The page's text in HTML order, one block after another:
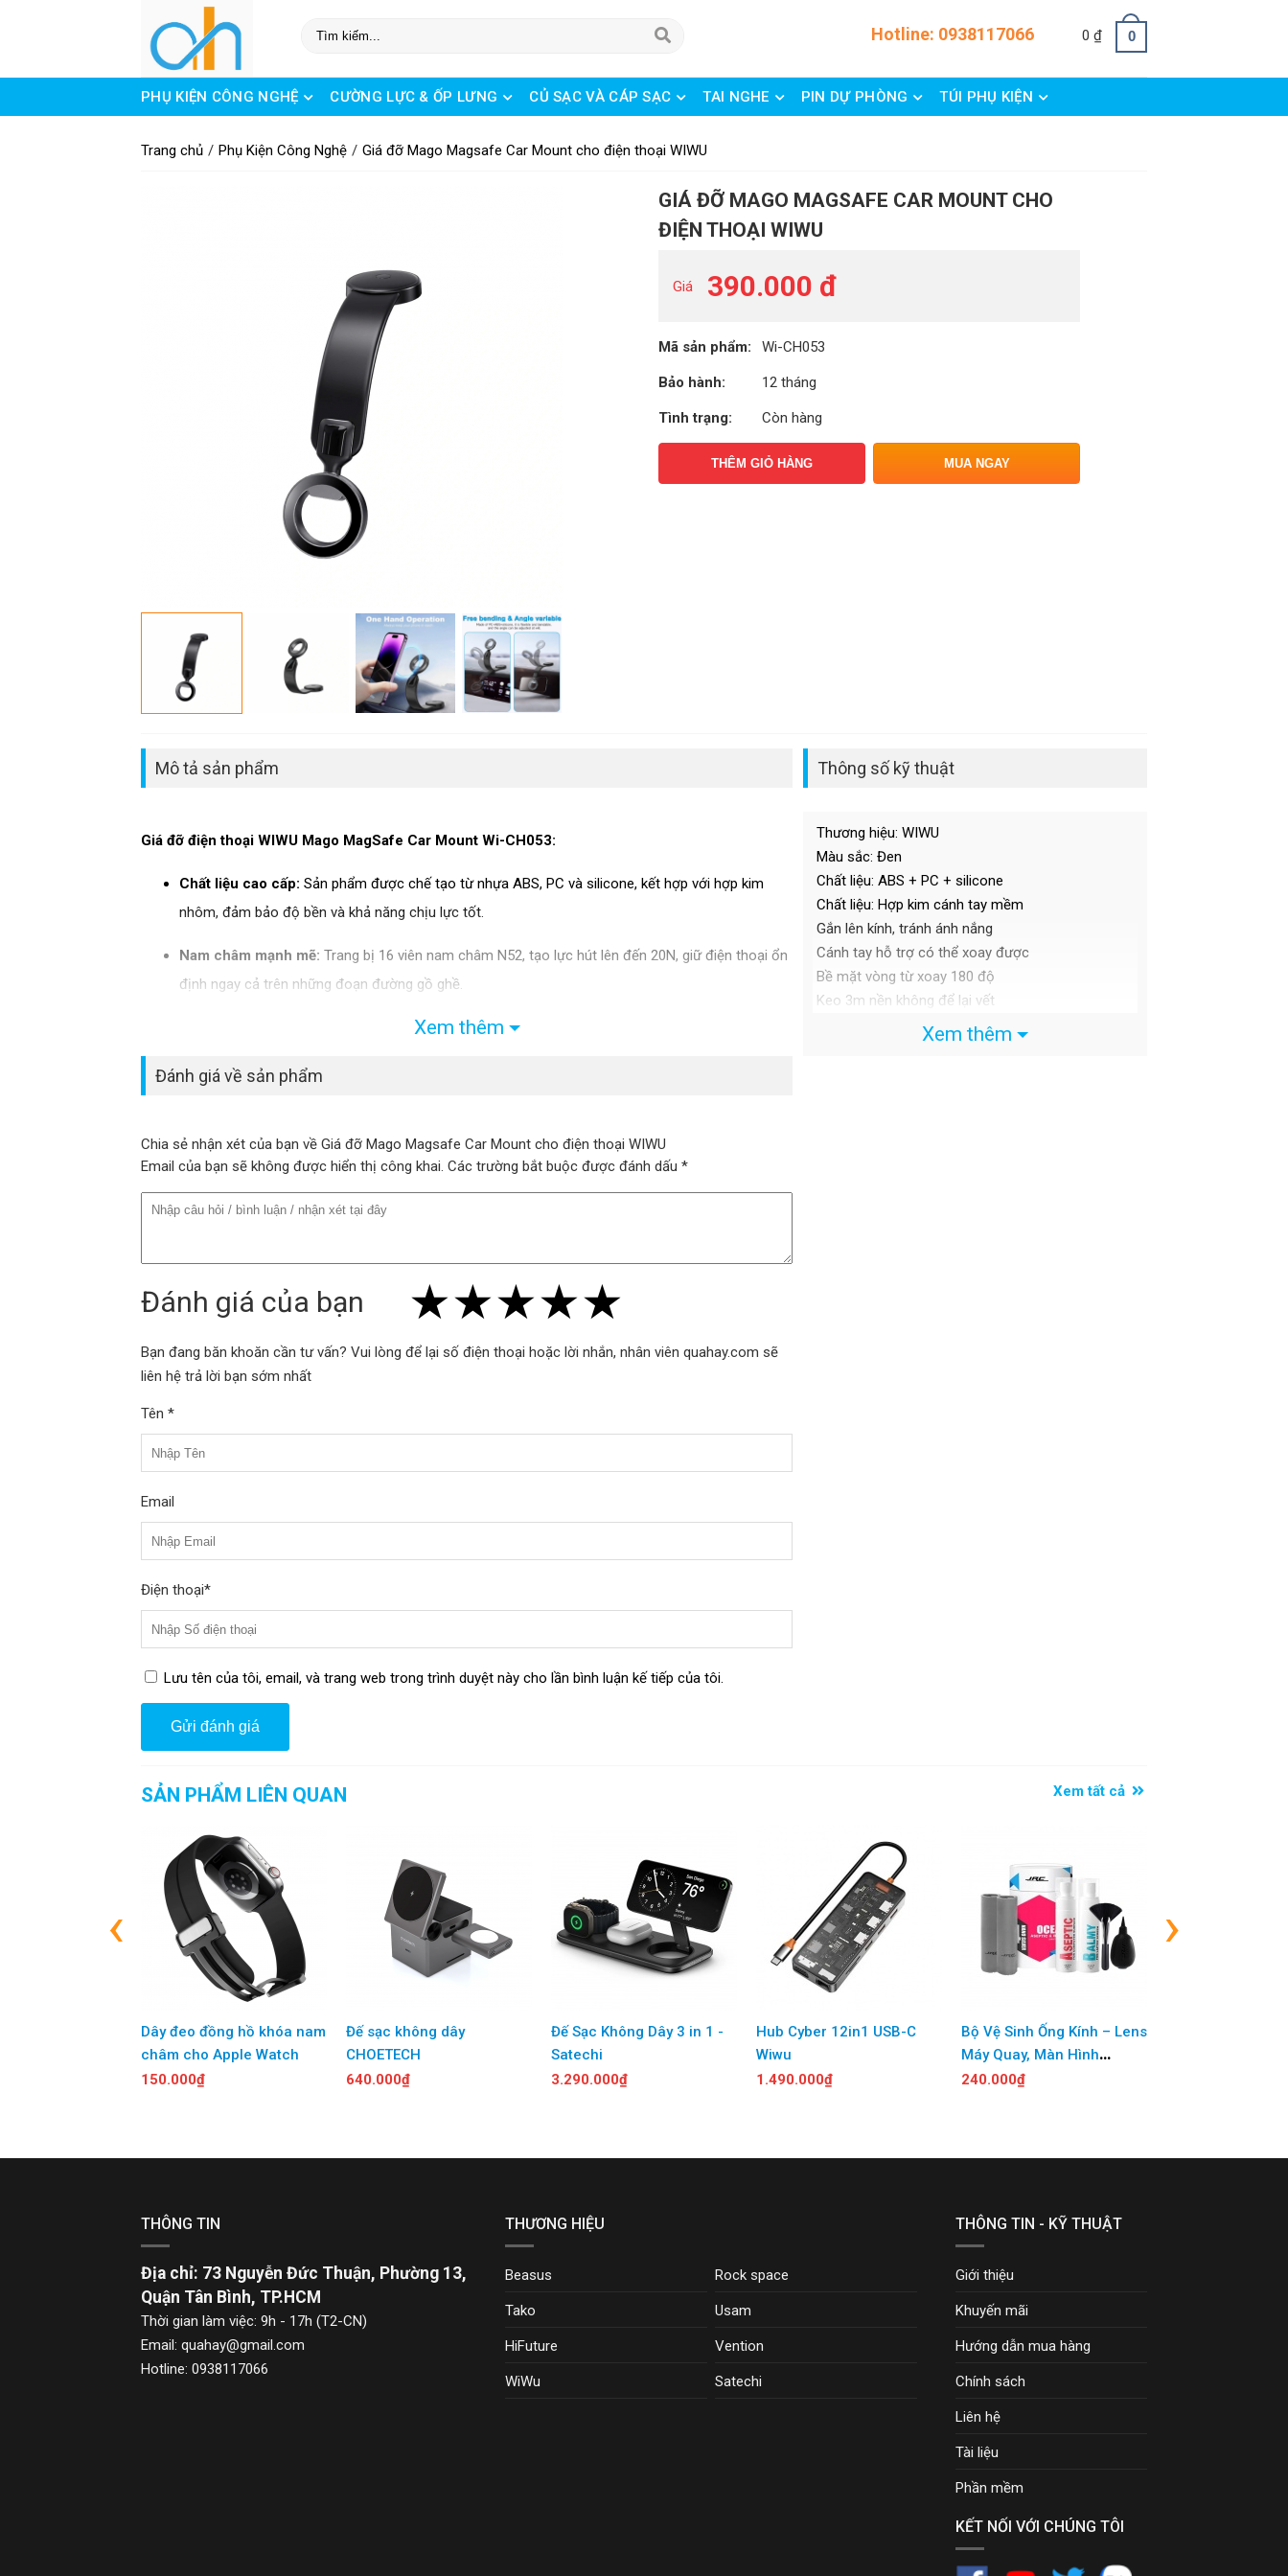
0 ₫ 0
Hotline: 0938117066
PHỤ KIỆN CÔNG NGHỆ CƯỜNG LỰC & ỐP LƯNG CỦ SẠC VÀ CÁP SẠC TAI NGHE PIN DỰ PHÒNG TÚI PHỤ KIỆN
Trang chủ
Phụ Kiện Công Nghệ Giá đỡ Mago Magsafe Car Mount cho điện thoại WIWU
GIÁ ĐỠ MAGO MAGSAFE CAR MOUNT CHO
ĐIỆN THOẠI WIWU
Giá 390.000 đ
Mã sản phẩm: Wi-CH053
Bảo hành: 12 tháng
Tình trạng: Còn hàng
THÊM GIỎ HÀNG MUA NGAY
Thông số kỹ thuật
Thương hiệu: WIWU
Màu sắc: Đen
Chất liệu: ABS + PC + silicone
Chất liệu: Hợp kim cánh tay mềm
Gắn lên kính, tránh ánh nắng
Cánh tay hỗ trợ có thể xoay được
Bề mặt vòng từ xoay 180 độ
Keo 3m nền không để lại vết
không nhăn khi bị gập lên xuống, chuyển đổi màn
Xem thêm
Mô tả sản phẩm
Giá đỡ điện thoại WIWU Mago MagSafe Car Mount Wi-CH053:
Chất liệu cao cấp: Sản phẩm được chế tạo từ nhựa ABS, PC và silicone, kết hợp với hợp kim
nhôm, đảm bảo độ bền và khả năng chịu lực tốt.​
Nam châm mạnh mẽ: Trang bị 16 viên nam châm N52, tạo lực hút lên đến 20N, giữ điện thoại ổn
định ngay cả trên những đoạn đường gồ ghề.​
Giá đỡ có thể xoay 360 độ và điều chỉnh góc nghiêng, giúp bạn dễ dàng điều
Tương thích rộng rãi:Hỗ trợ các thiết bị có tính năng MagSafe hoặc sử dụng ốp lưng từ tính.​
Giữ điện thoại chắc chắn:Lực hút mạnh mẽ đảm bảo điện thoại không bị rơi rớt khi di chuyển.​
An toàn khi lái xe: Giúp bạn dễ dàng quan sát bản đồ hoặc nhận cuộc gọi mà không cần rời mắt
khỏi đường.​
Thiết kế nhỏ gọn:Không chiếm nhiều diện tích, giữ cho không gian nội thất xe luôn gọn gàng.​
Xem thêm
Đánh giá về sản phẩm
Chia sẻ nhận xét của bạn về Giá đỡ Mago Magsafe Car Mount cho điện thoại WIWU
Email của bạn sẽ không được hiển thị công khai. Các trường bắt buộc được đánh dấu *
Đánh giá của bạn ★
★★
★★★
★★★★
★★★★★
Bạn đang băn khoăn cần tư vấn? Vui lòng để lại số điện thoại hoặc lời nhắn, nhân viên quahay.com sẽ
liên hệ trả lời bạn sớm nhất
Tên *
Email
Điện thoại*
Lưu tên của tôi, email, và trang web trong trình duyệt này cho lần bình luận kế tiếp của tôi.
SẢN PHẨM LIÊN QUAN Xem tất cả
Dây đeo đồng hồ khóa nam
châm cho Apple Watch
150.000₫
Đế sạc không dây
CHOETECH
640.000₫
Đế Sạc Không Dây 3 in 1 -
Satechi
3.290.000₫
Hub Cyber 12in1 USB-C
Wiwu
1.490.000₫
Bộ Vệ Sinh Ống Kính – Lens
Máy Quay, Màn Hình
Macbook/Laptop
240.000₫
‹ ›
THÔNG TIN
Địa chỉ: 73 Nguyễn Đức Thuận, Phường 13,
Quận Tân Bình, TP.HCM
Thời gian làm việc: 9h - 17h (T2-CN)
Email: quahay@gmail.com
Hotline: 0938117066
THƯƠNG HIỆU
Beasus Rock space
Tako Usam
HiFuture Vention
WiWu Satechi
THÔNG TIN - KỸ THUẬT
Giới thiệu
Khuyến mãi
Hướng dẫn mua hàng
Chính sách
Liên hệ
Tài liệu
Phần mềm
KẾT NỐI VỚI CHÚNG TÔI